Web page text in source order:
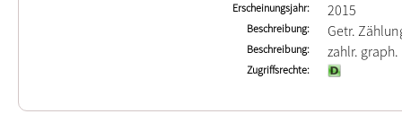
Erscheinungsjahr 2015
Beschreibung Getr.
Beschreibung zahlr. graph.
Zugriffsrechte